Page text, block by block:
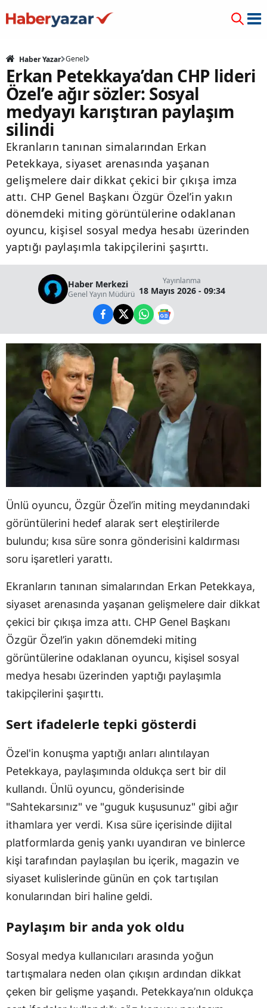
Haber Yazar Genel
Erkan Petekkaya’dan CHP lideri
Özel’e ağır sözler: Sosyal
medyayı karıştıran paylaşım
silindi
Ekranların tanınan simalarından Erkan
Petekkaya, siyaset arenasında yaşanan
gelişmelere dair dikkat çekici bir çıkışa imza
attı. CHP Genel Başkanı Özgür Özel’in yakın
dönemdeki miting görüntülerine odaklanan
oyuncu, kişisel sosyal medya hesabı üzerinden
yaptığı paylaşımla takipçilerini şaşırttı.
Haber Merkezi
Genel Yayın Müdürü
Yayınlanma
18 Mayıs 2026 - 09:34
Ünlü oyuncu, Özgür Özel’in miting meydanındaki
görüntülerini hedef alarak sert eleştirilerde
bulundu; kısa süre sonra gönderisini kaldırması
soru işaretleri yarattı.
Ekranların tanınan simalarından Erkan Petekkaya,
siyaset arenasında yaşanan gelişmelere dair dikkat
çekici bir çıkışa imza attı. CHP Genel Başkanı
Özgür Özel’in yakın dönemdeki miting
görüntülerine odaklanan oyuncu, kişisel sosyal
medya hesabı üzerinden yaptığı paylaşımla
takipçilerini şaşırttı.
Sert ifadelerle tepki gösterdi
Özel'in konuşma yaptığı anları alıntılayan
Petekkaya, paylaşımında oldukça sert bir dil
kullandı. Ünlü oyuncu, gönderisinde
"Sahtekarsınız" ve "guguk kuşusunuz" gibi ağır
ithamlara yer verdi. Kısa süre içerisinde dijital
platformlarda geniş yankı uyandıran ve binlerce
kişi tarafından paylaşılan bu içerik, magazin ve
siyaset kulislerinde günün en çok tartışılan
konularından biri haline geldi.
Paylaşım bir anda yok oldu
Sosyal medya kullanıcıları arasında yoğun
tartışmalara neden olan çıkışın ardından dikkat
çeken bir gelişme yaşandı. Petekkaya’nın oldukça